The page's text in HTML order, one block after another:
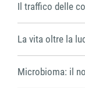
Il traffico delle
La vita oltre la
Microbioma: il